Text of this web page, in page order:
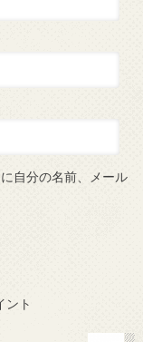
自分の名前、メール
ント